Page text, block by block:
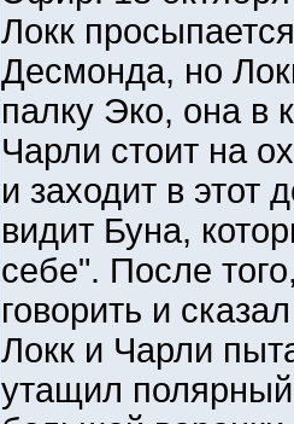
Локк
Десмонда, но
палку Эко, она в
Чарли стоит на
и заходит в этот
видит Буна,
себе". После
говорить и
Локк и Чарли
утащил